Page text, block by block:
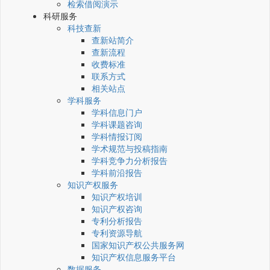
检索借阅演示
科研服务
科技查新
查新站简介
查新流程
收费标准
联系方式
相关站点
学科服务
学科信息门户
学科课题咨询
学科情报订阅
学术规范与投稿指南
学科竞争力分析报告
学科前沿报告
知识产权服务
知识产权培训
知识产权咨询
专利分析报告
专利资源导航
国家知识产权公共服务网
知识产权信息服务平台